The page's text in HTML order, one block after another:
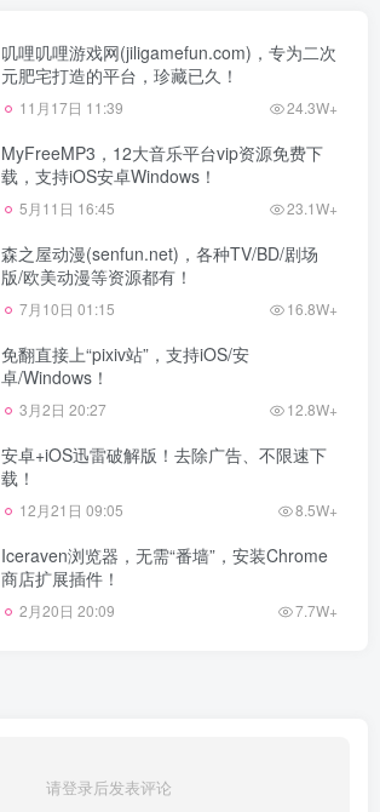
叽哩叽哩游戏网(jiligamefun.com)，专为二次
元肥宅打造的平台，珍藏已久！
11月17日 11:39 24.3W+
MyFreeMP3，12大音乐平台vip资源免费下
载，支持iOS安卓Windows！
5月11日 16:45 23.1W+
森之屋动漫(senfun.net)，各种TV/BD/剧场
版/欧美动漫等资源都有！
7月10日 01:15 16.8W+
免翻直接上“pixiv站”，支持iOS/安
卓/Windows！
3月2日 20:27 12.8W+
安卓+iOS迅雷破解版！去除广告、不限速下
载！
12月21日 09:05 8.5W+
Iceraven浏览器，无需“番墙”，安装Chrome
商店扩展插件！
2月20日 20:09 7.7W+
请登录后发表评论